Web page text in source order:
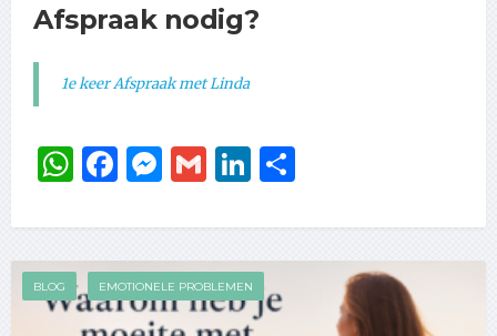
Afspraak nodig?
1e keer Afspraak met Linda
WhatsApp
Facebook
Messenger
GmailLinkedIn
BLOG EMOTIONELE PROBLEMEN